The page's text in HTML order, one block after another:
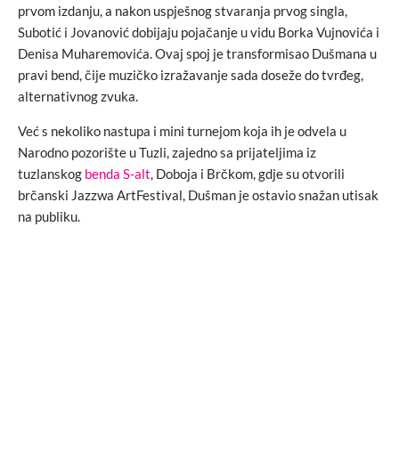
prvom izdanju, a nakon uspješnog stvaranja prvog singla,
Subotić i Jovanović dobijaju pojačanje u vidu Borka Vujnovića i
Denisa Muharemovića. Ovaj spoj je transformisao Dušmana u
pravi bend, čije muzičko izražavanje sada doseže do tvrđeg,
alternativnog zvuka.
Već s nekoliko nastupa i mini turnejom koja ih je odvela u
Narodno pozorište u Tuzli, zajedno sa prijateljima iz
tuzlanskog benda S-alt, Doboja i Brčkom, gdje su otvorili
brčanski Jazzwa ArtFestival, Dušman je ostavio snažan utisak
na publiku.